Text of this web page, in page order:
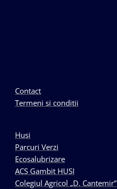
Contact
Termeni si conditii
Husi
Parcuri Verzi
Ecosalubrizare
ACS Gambit HUSI
Colegiul Agricol „D. Cantemir”